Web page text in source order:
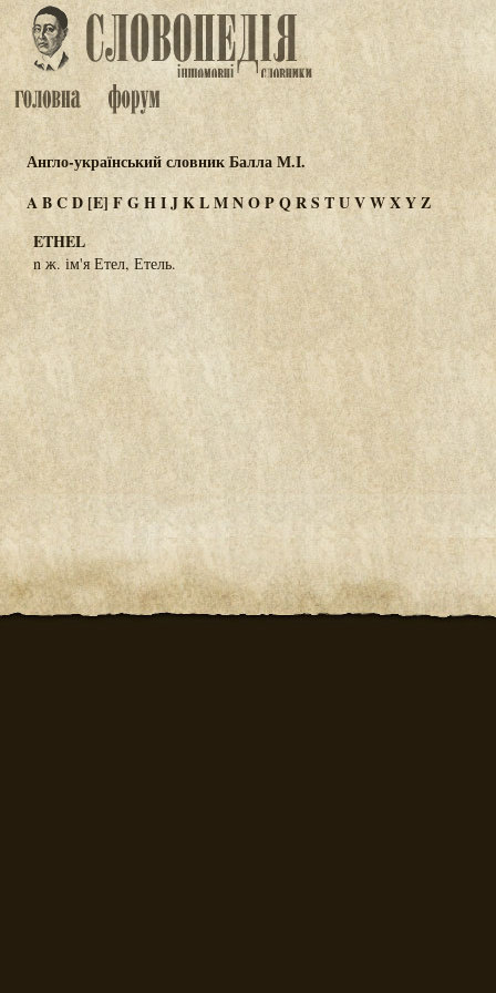
Англо-український словник Балла М.І.
ABCD[E] FGHIJKLMNOPQRSTUVWXYZ
ETHEL
n ж. ім'я Етел, Етель.